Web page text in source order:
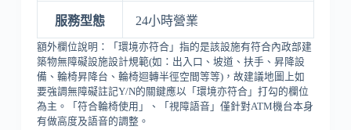
服務型態 24小時營業
額外欄位說明：「環境亦符合」指的是該設施有符合內政部建
築物無障礙設施設計規範(如：出入口、坡道、扶手、昇降設
備、輪椅昇降台、輪椅迴轉半徑空間等等)，故建議地圖上如
要強調無障礙註記Y/N的關鍵應以「環境亦符合」打勾的欄位
為主。「符合輪椅使用」、「視障語音」僅針對ATM機台本身
有做高度及語音的調整。